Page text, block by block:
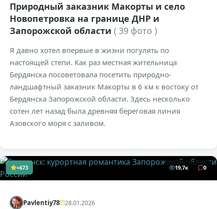
Природный заказник Макорты и село
Новопетровка на границе ДНР и
Запорожской области ( 39 фото )
Я давно хотел впервые в жизни погулять по
настоящей степи. Как раз местная жительница
Бердянска посоветовала посетить природно-
ландшафтный заказник Макорты в 6 км к востоку от
Бердянска Запорожской области. Здесь несколько
сотен лет назад была древняя береговая линия
Азовского моря с заливом.
+673 19,7к 0
Pavlentiy78 28.01.2026